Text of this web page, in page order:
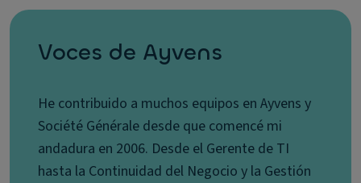
Voces de Ayvens
He contribuido a muchos equipos en Ayvens y
Société Générale desde que comencé mi
andadura en 2006. Desde el Gerente de TI
hasta la Continuidad del Negocio y la Gestión